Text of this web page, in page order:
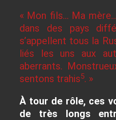
« Mon fils… Ma
dans des pays
s’appellent tous la
liés les uns aux
aberrants.
sentons trahis5. »
À tour de rôle, ces
de très longs